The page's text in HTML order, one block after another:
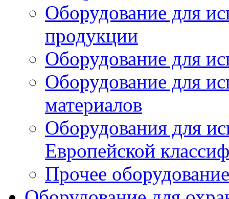
Оборудование для
продукции
Оборудование для
Оборудование для
материалов
Оборудования для
Европейской
Прочее оборудование